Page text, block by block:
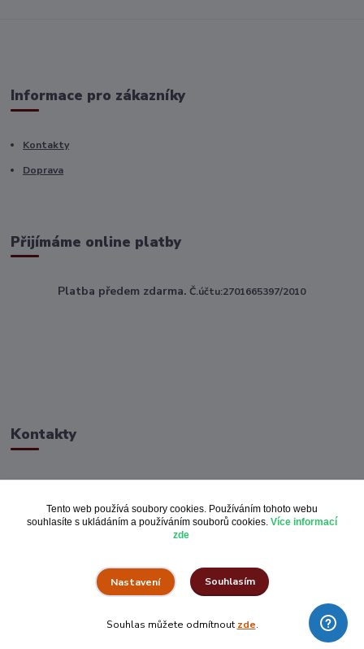
Informace pro zákazníky
Kontakty
Doprava
Přijímáme online platby
Platba předem zdarma. Č.účtu:2701665397/2010
Kontakty
Vytvořeno na
Eshop-rychle.cz
Tento web používá soubory cookies. Používáním tohoto webu
souhlasíte s ukládáním a používáním souborů cookies. Více informací
zde
Nastavení Souhlasím
Souhlas můžete odmítnout zde.